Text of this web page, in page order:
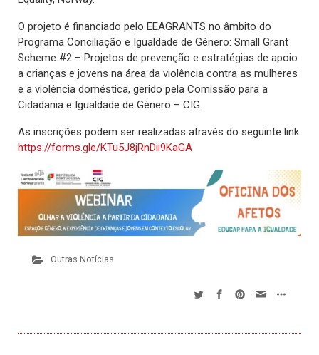
O projeto é financiado pelo EEAGRANTS no âmbito do
Programa Conciliação e Igualdade de Género: Small Grant
Scheme #2 – Projetos de prevenção e estratégias de apoio
a crianças e jovens na área da violência contra as mulheres
e a violência doméstica, gerido pela Comissão para a
Cidadania e Igualdade de Género – CIG.
As inscrições podem ser realizadas através do seguinte link:
https://forms.gle/KTu5J8jRnDii9KaGA
Outras Notícias